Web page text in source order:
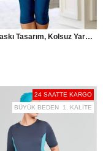
Dikey Baskı Tasarım, Kolsuz Yarım Kapalı Mayo, Lacivert
24 SAATTE KARGO
1. KALİTE
BÜYÜK BEDEN